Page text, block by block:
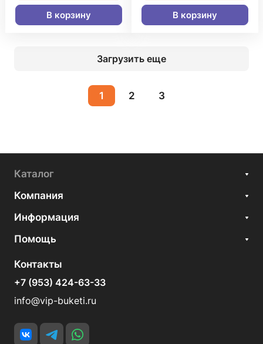
В корзину В корзину
Загрузить еще
1 2 3
Каталог
Компания
Информация
Помощь
Контакты
+7 (953) 424-63-33
info@vip-buketi.ru